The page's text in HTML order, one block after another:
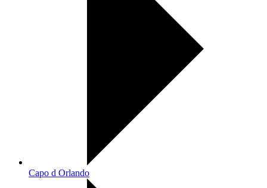
Capo d Orlando